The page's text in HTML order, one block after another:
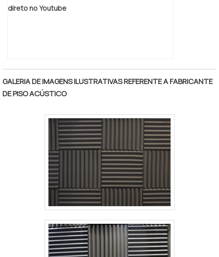
direto no Youtube
GALERIA DE IMAGENS ILUSTRATIVAS REFERENTE A FABRICANTE
DE PISO ACÚSTICO